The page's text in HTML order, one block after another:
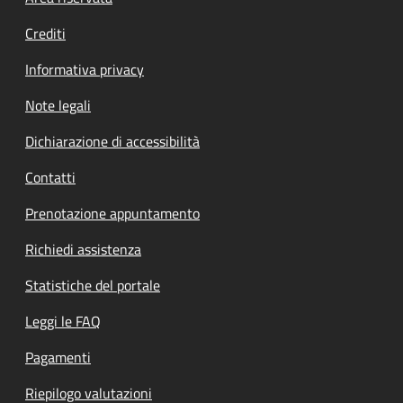
Crediti
Informativa privacy
Note legali
Dichiarazione di accessibilità
Contatti
Prenotazione appuntamento
Richiedi assistenza
Statistiche del portale
Leggi le FAQ
Pagamenti
Riepilogo valutazioni